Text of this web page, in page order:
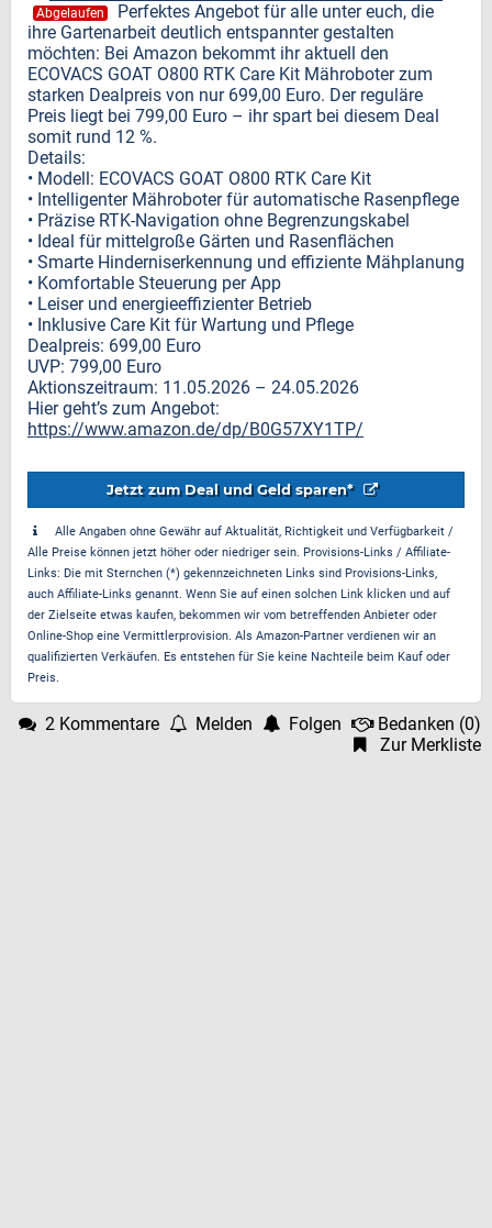
Abgelaufen
Perfektes Angebot für alle unter euch, die
ihre Gartenarbeit deutlich entspannter gestalten
möchten: Bei Amazon bekommt ihr aktuell den
ECOVACS GOAT O800 RTK Care Kit Mähroboter zum
starken Dealpreis von nur 699,00 Euro. Der reguläre
Preis liegt bei 799,00 Euro – ihr spart bei diesem Deal
somit rund 12 %.
Details:
• Modell: ECOVACS GOAT O800 RTK Care Kit
• Intelligenter Mähroboter für automatische Rasenpflege
• Präzise RTK-Navigation ohne Begrenzungskabel
• Ideal für mittelgroße Gärten und Rasenflächen
• Smarte Hinderniserkennung und effiziente Mähplanung
• Komfortable Steuerung per App
• Leiser und energieeffizienter Betrieb
• Inklusive Care Kit für Wartung und Pflege
Dealpreis: 699,00 Euro
UVP: 799,00 Euro
Aktionszeitraum: 11.05.2026 – 24.05.2026
Hier geht’s zum Angebot:
https://www.amazon.de/dp/B0G57XY1TP/
Jetzt zum Deal und Geld sparen*
Alle Angaben ohne Gewähr auf Aktualität, Richtigkeit und Verfügbarkeit /
Alle Preise können jetzt höher oder niedriger sein. Provisions-Links / Affiliate-
Links: Die mit Sternchen (*) gekennzeichneten Links sind Provisions-Links,
auch Affiliate-Links genannt. Wenn Sie auf einen solchen Link klicken und auf
der Zielseite etwas kaufen, bekommen wir vom betreffenden Anbieter oder
Online-Shop eine Vermittlerprovision. Als Amazon-Partner verdienen wir an
qualifizierten Verkäufen. Es entstehen für Sie keine Nachteile beim Kauf oder
Preis.
2 Kommentare Melden Folgen Bedanken (0)
Zur Merkliste